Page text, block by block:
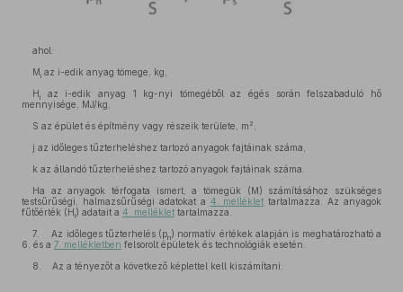
ahol:
Mi az i-edik anyag tömege, kg,
Hi
az i-edik anyag 1 kg-nyi tömegéből az égés során felszabaduló hő
mennyisége, MJ/kg,
S az épület és építmény vagy részeik területe, m 2
j az időleges tűzterheléshez tartozó anyagok fajtáinak száma,
k az állandó tűzterheléshez tartozó anyagok fajtáinak száma.
Ha az anyagok térfogata ismert, a tömegük (M) számításához szükséges
testsűrűségi, halmazsűrűségi adatokat a 4. melléklet tartalmazza. Az anyagok
fűtőérték (Hi) adatait a 4. melléklet tartalmazza.
7. Az időleges tűzterhelés (pn) normatív értékek alapján is meghatározható a
6. és a 7. mellékletben felsorolt épületek és technológiák esetén.
8. Az a tényezőt a következő képlettel kell kiszámítani: